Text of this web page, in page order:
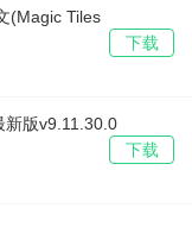
(Magic Tiles
下载
新版v9.11.30.0
下载